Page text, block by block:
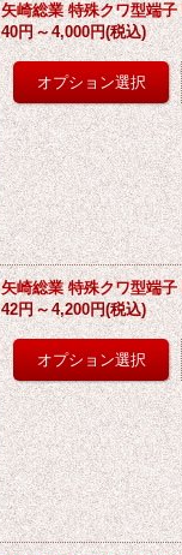
矢崎総業 特殊クワ型端
40円～4,000円(税込)
矢崎総業 特殊クワ型端
42円 ～4,200円(税込)